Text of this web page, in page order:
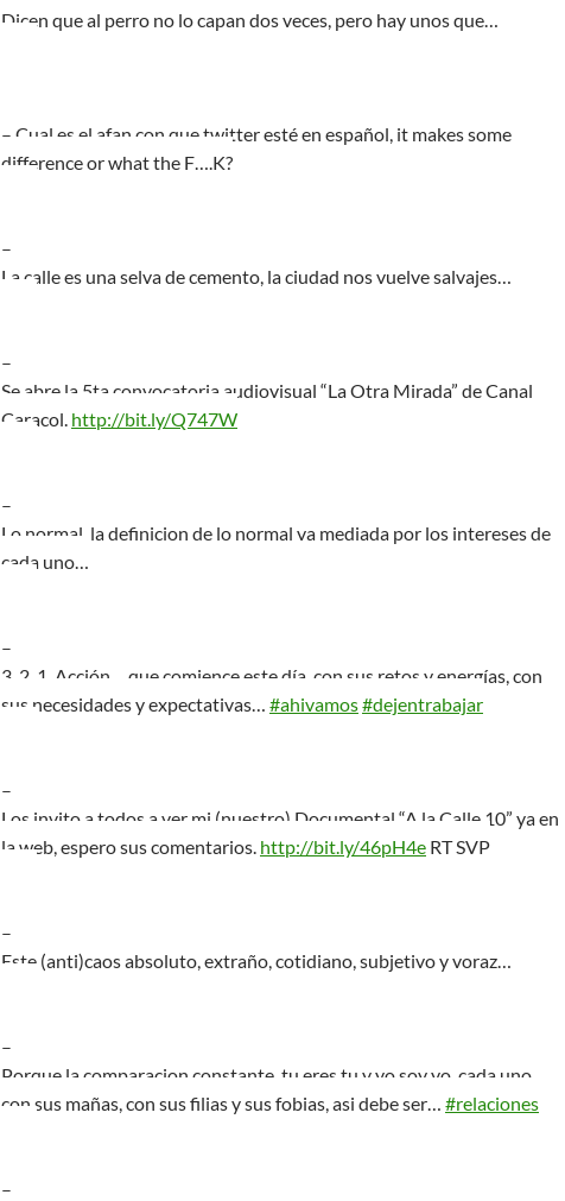
Dicen que al perro no lo capan dos veces, pero hay unos que…
– Cual es el afan con que twitter esté en español, it makes some
difference or what the F….K?
–
La calle es una selva de cemento, la ciudad nos vuelve salvajes…
–
Se abre la 5ta convocatoria audiovisual “La Otra Mirada” de Canal
Caracol. http://bit.ly/Q747W
–
Lo normal, la definicion de lo normal va mediada por los intereses de
cada uno…
–
3, 2, 1, Acción… que comience este día, con sus retos y energías, con
sus necesidades y expectativas… #ahivamos#dejentrabajar
–
Los invito a todos a ver mi (nuestro) Documental “A la Calle 10” ya en
la web, espero sus comentarios. http://bit.ly/46pH4e RT SVP
–
Este (anti)caos absoluto, extraño, cotidiano, subjetivo y voraz…
–
Porque la comparacion constante, tu eres tu y yo soy yo, cada uno
con sus mañas, con sus filias y sus fobias, asi debe ser… #relaciones
–